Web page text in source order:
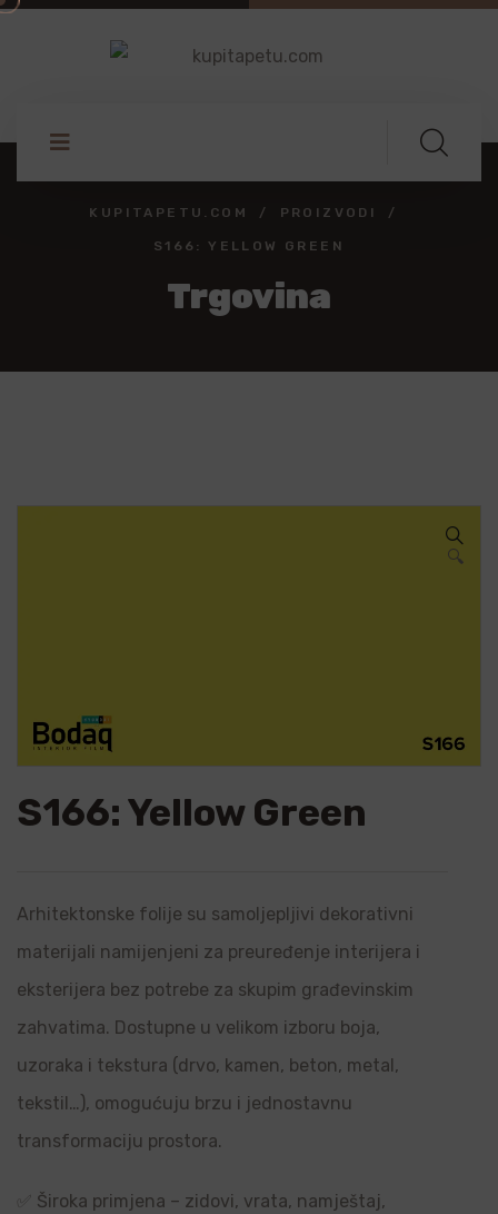
KUPITAPETU.COM PROIZVODI
S166: YELLOW GREEN
Trgovina
🔍
S166: Yellow Green
Arhitektonske folije su samoljepljivi dekorativni
materijali namijenjeni za preuređenje interijera i
eksterijera bez potrebe za skupim građevinskim
zahvatima. Dostupne u velikom izboru boja,
uzoraka i tekstura (drvo, kamen, beton, metal,
tekstil…), omogućuju brzu i jednostavnu
transformaciju prostora.
✅ Široka primjena – zidovi, vrata, namještaj,